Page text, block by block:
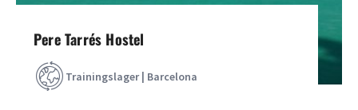
Pere Tarrés Hostel
Trainingslager | Barcelona